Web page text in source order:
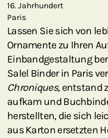
16. Jahrhundert
Paris
Lassen Sie sich von
Ornamente zu Ihren
Einbandgestaltung
Salel Binder in Paris
Chroniques,entstand
aufkam und
herstellten, die sich
aus Karton ersetzten